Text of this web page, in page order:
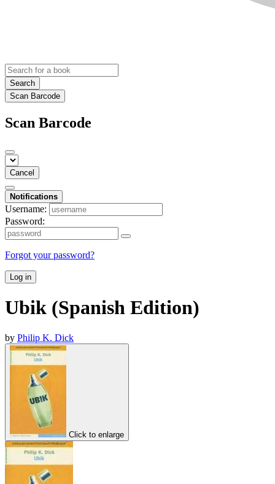
Search
Scan Barcode
Scan Barcode
Cancel
Notifications
Username:
Password:
Forgot your password?
Log in
Ubik (Spanish Edition)
by Philip K. Dick
Click to enlarge